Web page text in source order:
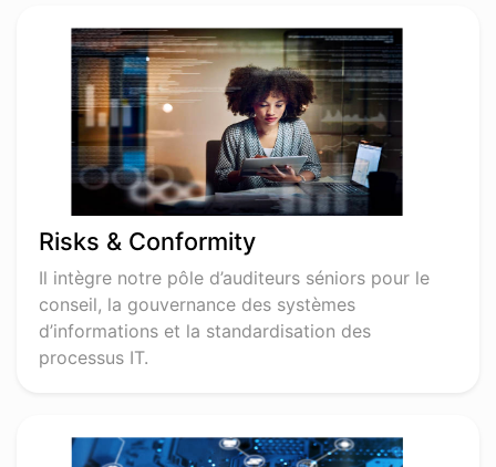
Risks & Conformity
Il intègre notre pôle d’auditeurs séniors pour le
conseil, la gouvernance des systèmes
d’informations et la standardisation des
processus IT.